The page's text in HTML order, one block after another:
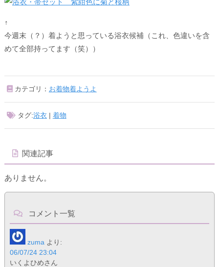
↑
今週末（？）着ようと思っている浴衣候補（これ、色違いを含
めて全部持ってます（笑））
カテゴリ： お着物着ようよ
タグ:浴衣| 着物
関連記事
ありません。
コメント一覧
zuma より:
06/07/24 23:04
いくよひめさん